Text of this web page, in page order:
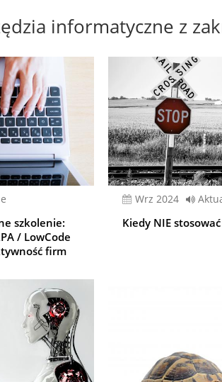
informatyczne z
szkolenie:
/ LowCode
firm
wrz 2024
Kiedy NIE